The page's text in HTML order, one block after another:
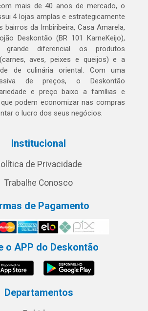
mais de 40 anos de mercado, o
4 lojas amplas e estrategicamente
bairros da Imbiribeira, Casa Amarela,
Deskontão (BR 101 KarneKeijo),
diferencial os produtos
aves, peixes e queijos) e a
de culinária oriental. Com uma
de preços, o Deskontão
e preço baixo a famílias e
podem economizar nas compras
o lucro dos seus negócios.
Institucional
de Privacidade
Trabalhe Conosco
de Pagamento
o APP do Deskontão
Departamentos